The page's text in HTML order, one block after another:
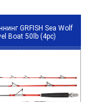
GRFISH Sea Wolf
Boat 50lb (4pc)